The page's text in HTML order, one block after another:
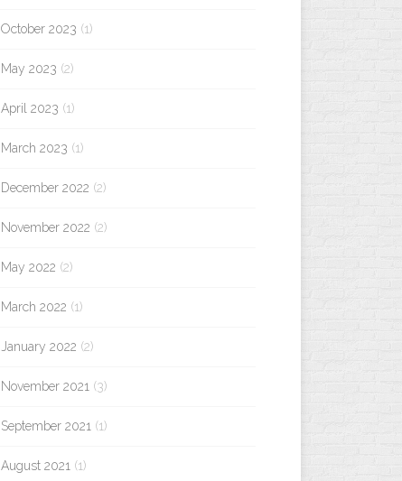
October 2023 (1)
May 2023 (2)
April 2023 (1)
March 2023 (1)
December 2022 (2)
November 2022 (2)
May 2022 (2)
March 2022 (1)
January 2022 (2)
November 2021 (3)
September 2021 (1)
August 2021 (1)